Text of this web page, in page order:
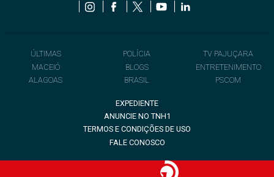
ÚLTIMAS
MACEIÓ
ALAGOAS
POLÍCIA
BLOGS
BRASIL
TV PAJUÇARA
ENTRETENIMENTO
PSCOM
EXPEDIENTE
ANUNCIE NO TNH1
TERMOS E CONDIÇÕES DE USO
FALE CONOSCO